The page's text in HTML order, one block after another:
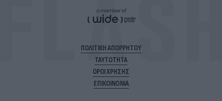
ΠΟΛΙΤΙΚΗ ΑΠΟΡΡΗΤΟΥ
ΤΑΥΤΟΤΗΤΑ
ΟΡΟΙ ΧΡΗΣΗΣ
ΕΠΙΚΟΙΝΩΝΙΑ